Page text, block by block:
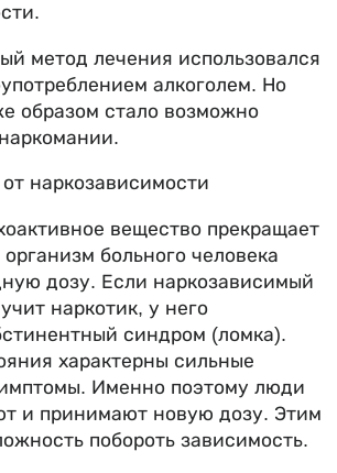
метод лечения использовался
алкоголем. Но
образом стало возможно
вещество прекращает
больного человека
дозу. Если наркозависимый
наркотик, у него
синдром (ломка).
характерны сильные
Именно поэтому люди
и принимают новую дозу. Этим
побороть зависимость.